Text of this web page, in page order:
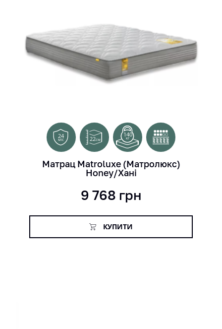
24
міс 22см
140
кг
Матрац Matroluxe (Матролюкс)
Honey/Хані
9 768 грн
КУПИТИ